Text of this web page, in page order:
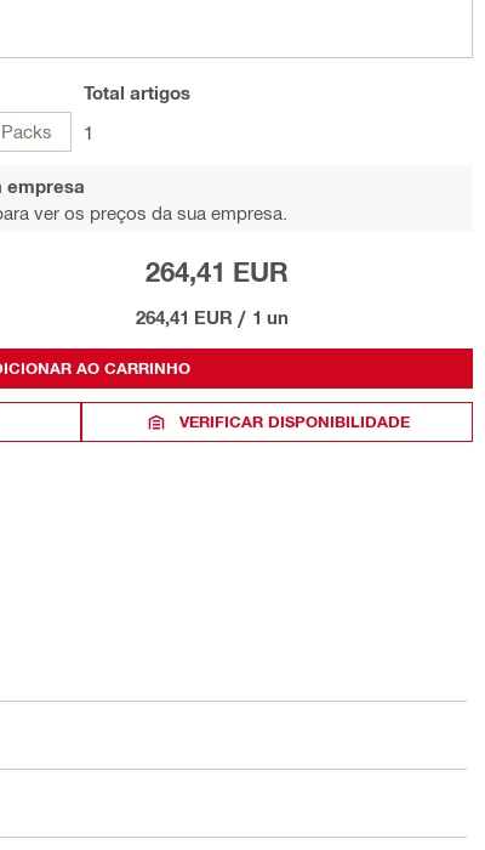
Packs
Total artigos
1
empresa
ver os preços da sua empresa.
264,41 EUR
264,41 EUR / 1 un
AO CARRINHO
VERIFICAR DISPONIBILIDADE